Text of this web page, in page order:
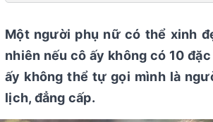
Một người phụ nữ có thể xinh
nhiên nếu cô ấy không có 10
ấy không thể tự gọi mình là
lịch, đẳng cấp.